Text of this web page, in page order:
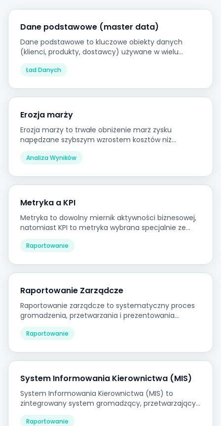
Dane podstawowe (master data)
Dane podstawowe to kluczowe obiekty danych
(klienci, produkty, dostawcy) używane w wielu
systemach, zarządzane centralnie w celu
zapewnienia spójnych definicji we wszystkich
Ład Danych
Erozja marży
Erozja marży to trwałe obniżenie marż zysku
napędzane szybszym wzrostem kosztów niż
przychodów, presją cenową lub niekorzystnymi
zmianami miksu, często stopniowe i trudne do
Analiza Wyników
Metryka a KPI
Metryka to dowolny miernik aktywności biznesowej,
natomiast KPI to metryka wybrana specjalnie ze
względu na bezpośrednie powiązanie z celem
strategicznym lub krytycznym celem operacyjnym.
Raportowanie
Raportowanie Zarządcze
Raportowanie zarządcze to systematyczny proces
gromadzenia, przetwarzania i prezentowania
danych finansowych oraz operacyjnych
kierownictwu w celu wspierania podejmowania
Raportowanie
System Informowania Kierownictwa (MIS)
System Informowania Kierownictwa (MIS) to
zintegrowany system gromadzący, przetwarzający i
prezentujący ustrukturyzowane dane wspierające
kierownictwo w podejmowaniu decyzji i
Raportowanie